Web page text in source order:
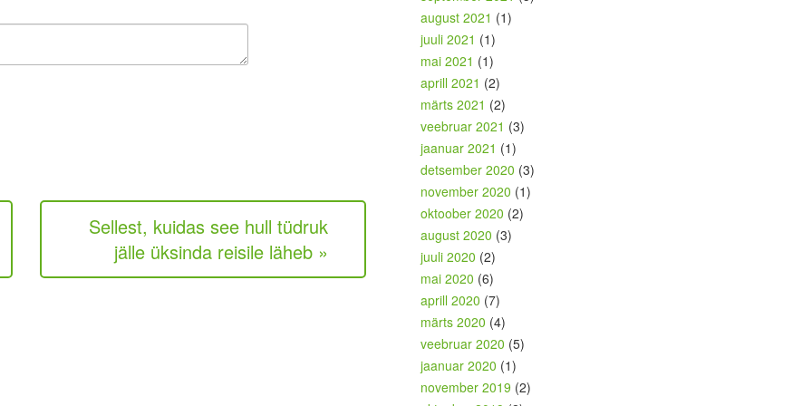
Sellest, kuidas see hull tüdruk
jälle üksinda reisile läheb »
august 2021 (1)
juuli 2021 (1)
mai 2021 (1)
aprill 2021 (2)
märts 2021 (2)
veebruar 2021 (3)
jaanuar 2021 (1)
detsember 2020 (3)
november 2020 (1)
oktoober 2020 (2)
august 2020 (3)
juuli 2020 (2)
mai 2020 (6)
aprill 2020 (7)
märts 2020 (4)
veebruar 2020 (5)
jaanuar 2020 (1)
november 2019 (2)